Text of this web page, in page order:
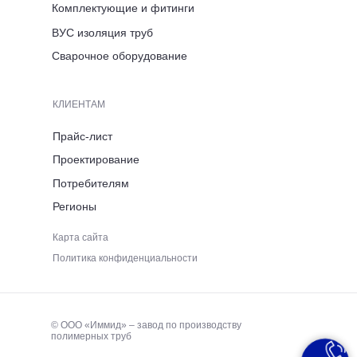
ПН-ПТ 8:00-17:00
ВРЕМЯ РАБОТЫ
© ООО «Иммид» – завод по производству
полимерных труб
Прайс-лист
Проектирование
Потребителям
Регионы
Карта сайта
Политика конфиденциальности
КЛИЕНТАМ
Комплектующие и фитинги
ВУС изоляция труб
Сварочное оборудование